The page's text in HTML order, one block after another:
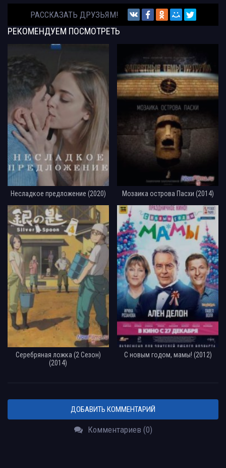
РАССКАЗАТЬ ДРУЗЬЯМ!
РЕКОМЕНДУЕМ ПОСМОТРЕТЬ
Несладкое предложение (2020) Мозаика острова Пасхи (2014)
Серебряная ложка (2 Сезон)
(2014)
С новым годом, мамы! (2012)
ДОБАВИТЬ КОММЕНТАРИЙ
Комментариев (0)